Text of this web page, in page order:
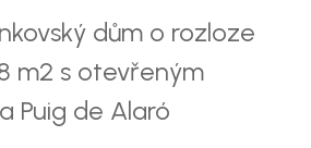
dům o rozloze
m2 s otevřeným
Puig de Alaró